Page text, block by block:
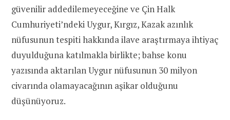
güvenilir addedilemeyeceğine ve Çin Halk
Cumhuriyeti’ndeki Uygur, Kırgız, Kazak azınlık
nüfusunun tespiti hakkında ilave araştırmaya ihtiyaç
duyulduğuna katılmakla birlikte; bahse konu
yazısında aktarılan Uygur nüfusunun 30 milyon
civarında olamayacağının aşikar olduğunu
düşünüyoruz.